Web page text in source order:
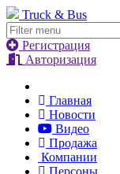
Truck & Bus
Регистрация
Авторизация
Главная
Новости
Видео
Продажа
Компании
Персоны